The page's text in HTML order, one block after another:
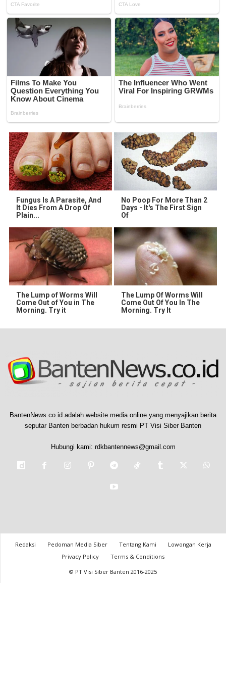
Fungus Is A Parasite, And
It Dies From A Drop Of
Plain...
No Poop For More Than 2
Days - It's The First Sign
Of
The Lump of Worms Will
Come Out of You in The
Morning. Try it
The Lump Of Worms Will
Come Out Of You In The
Morning. Try It
BantenNews.co.id adalah website media online yang menyajikan berita
seputar Banten berbadan hukum resmi PT Visi Siber Banten
Hubungi kami: rdkbantennews@gmail.com
Redaksi Pedoman Media Siber Tentang Kami
Lowongan Kerja
Privacy Policy
Terms & Conditions
© PT Visi Siber Banten 2016-2025